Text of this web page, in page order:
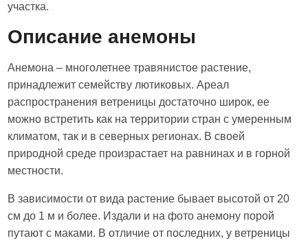
участка.
Описание анемоны
Анемона – многолетнее травянистое растение,
принадлежит семейству лютиковых. Ареал
распространения ветреницы достаточно широк, ее
можно встретить как на территории стран с умеренным
климатом, так и в северных регионах. В своей
природной среде произрастает на равнинах и в горной
местности.
В зависимости от вида растение бывает высотой от 20
см до 1 м и более. Издали и на фото анемону порой
путают с маками. В отличие от последних, у ветреницы